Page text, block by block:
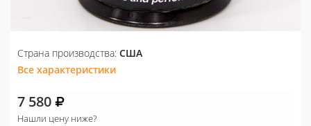
Страна производства: США
Все характеристики
7 580
Нашли цену ниже?